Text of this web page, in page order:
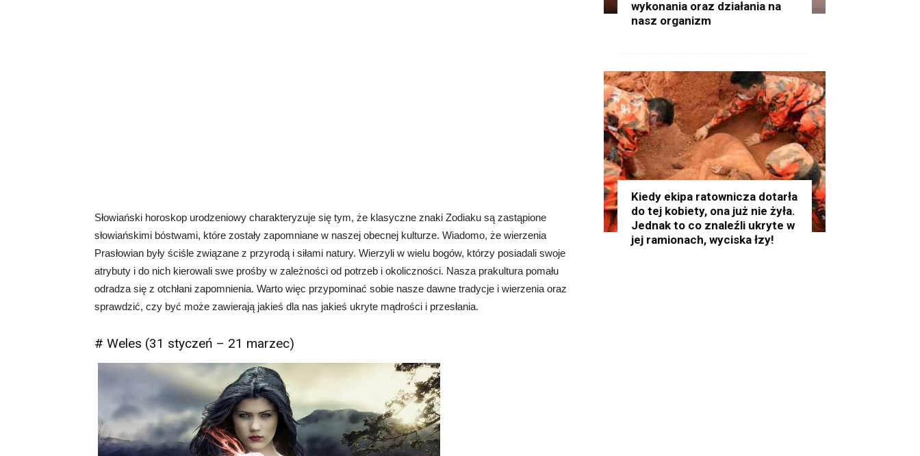
Słowiański horoskop urodzeniowy charakteryzuje się tym, że klasyczne znaki Zodiaku są zastąpione
słowiańskimi bóstwami, które zostały zapomniane w naszej obecnej kulturze. Wiadomo, że wierzenia
Prasłowian były ściśle związane z przyrodą i siłami natury. Wierzyli w wielu bogów, którzy posiadali swoje
atrybuty i do nich kierowali swe prośby w zależności od potrzeb i okoliczności. Nasza prakultura pomału
odradza się z otchłani zapomnienia. Warto więc przypominać sobie nasze dawne tradycje i wierzenia oraz
sprawdzić, czy być może zawierają jakieś dla nas jakieś ukryte mądrości i przesłania.
# Weles (31 styczeń – 21 marzec)
wykonania oraz działania na
nasz organizm
Kiedy ekipa ratownicza dotarła
do tej kobiety, ona już nie żyła.
Jednak to co znaleźli ukryte w
jej ramionach, wyciska łzy!